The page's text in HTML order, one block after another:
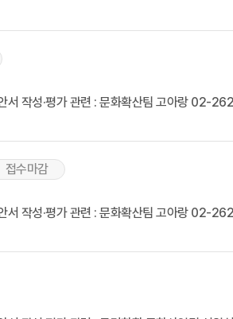
작성·평가 관련 : 문화확산팀 고아랑 02-
접수마감
작성·평가 관련 : 문화확산팀 고아랑 02-